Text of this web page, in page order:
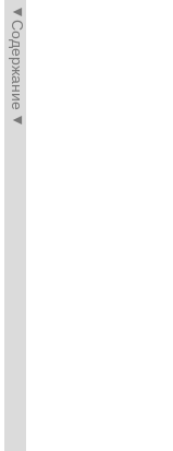
◄Содержание◄